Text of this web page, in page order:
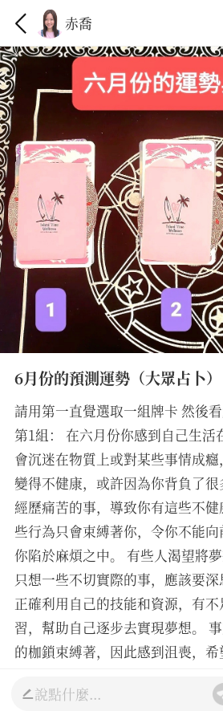
赤喬
6月份的預測運勢（大眾占卜）
請用第一直覺選取一組牌卡 然後
第1組： 在六月份你感到自己生活
會沉迷在物質上或對某些事情成
變得不健康，或許因為你背負了
經歷痛苦的事，導致你有這些不
些行為只會束縛著你，令你不能
你陷於麻煩之中。 有些人渴望將
只想一些不切實際的事，應該要
正確利用自己的技能和資源，有
習，幫助自己逐步去實現夢想。
的枷鎖束縛著，因此感到沮喪，
的朋友，你可以跟他們分享工作